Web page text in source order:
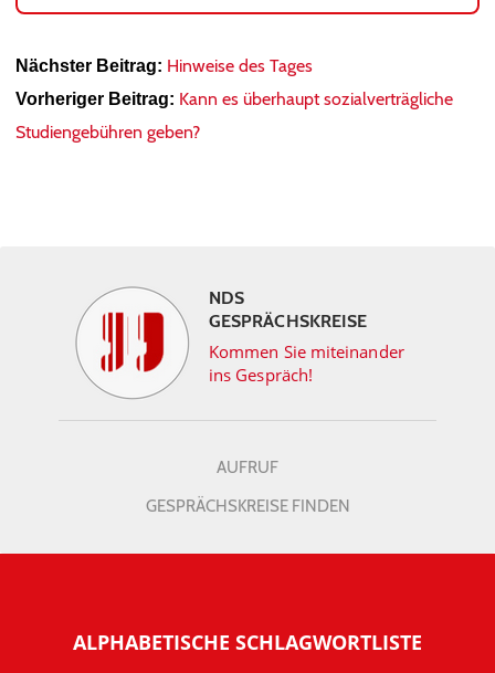
Nächster Beitrag: Hinweise des Tages
Vorheriger Beitrag: Kann es überhaupt sozialverträgliche
Studiengebühren geben?
NDS
GESPRÄCHSKREISE
Kommen Sie miteinander
ins Gespräch!
AUFRUF
GESPRÄCHSKREISE FINDEN
ALPHABETISCHE SCHLAGWORTLISTE